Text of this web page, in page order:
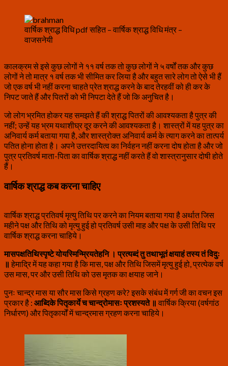
वार्षिक श्राद्ध विधि pdf सहित – वार्षिक श्राद्ध विधि मंत्र –
वाजसनेयी
कालक्रम से इसे कुछ लोगों ने ११ वर्ष तक तो कुछ लोगों ने ५ वर्षों तक और कुछ
लोगों ने तो मात्र १ वर्ष तक भी सीमित कर लिया है और बहुत सारे लोग तो ऐसे भी हैं
जो एक वर्ष भी नहीं करना चाहते प्रेत श्राद्ध करने के बाद तेरहवीं को ही कर के
निपट जाते हैं और पितरों को भी निपटा देते हैं जो कि अनुचित है।
जो लोग भ्रमित होकर यह समझते हैं की श्राद्ध पितरों की आवश्यकता है पुत्र की
नहीं; उन्हें यह भ्रम यथाशीघ्र दूर करने की आवश्यकता है। शास्त्रों में यह पुत्र का
अनिवार्य कर्म बताया गया है, और शास्त्रोक्त अनिवार्य कर्म के त्याग करने का तात्पर्य
पतित होना होता है। अपने उत्तरदायित्व का निर्वहन नहीं करना दोष होता है और जो
पुत्र प्रतिवर्ष माता-पिता का वार्षिकश्राद्ध नहीं करते हैं वो शास्त्रानुसार दोषी होते
हैं।
वार्षिक श्राद्ध कब करना चाहिए
वार्षिक श्राद्ध प्रतिवर्ष मृत्यु तिथि पर करने का नियम बताया गया है अर्थात जिस
महीने पक्ष और तिथि को मृत्यु हुई हो प्रतिवर्ष उसी माह और पक्ष के उसी तिथि पर
वार्षिक श्राद्ध करना चाहिये।
मासपक्षतिथिस्पृष्टेयोयस्मिन्म्रियतेहनि । प्रत्यब्दं तु तथाभूतं क्षयाहं तस्य तं विदुः
॥ हेमाद्रि में यह कहा गया है कि मास, पक्ष और तिथि जिसमें मृत्यु हुई हो, प्रत्येक वर्ष
उस मास, पर और उसी तिथि को उस मृतक का क्षयाह जाने।
पुनः चान्द्र मास या सौर मास किसे ग्रहण करे? इसके संबंध में गर्ग जी का वचन इस
प्रकार है : आब्दिके पितृकार्ये च चान्द्रोमासः प्रशस्यते ॥ वार्षिक क्रिया (वर्षगांठ
निर्धारण) और पितृकार्यों में चान्द्रमास ग्रहण करना चाहिये।